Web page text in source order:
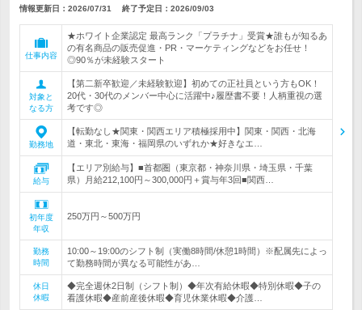
情報更新日：2026/07/31 終了予定日： 2026/09/03
仕事内容
★ホワイト企業認定 最高ランク「プラチナ」受賞★誰もが知るあ
の有名商品の販売促進・PR・マーケティングなどをお任せ！
◎90％が未経験スタート
対象と
なる方
【第二新卒歓迎／未経験歓迎】初めての正社員という方もOK！
20代・30代のメンバー中心に活躍中♪履歴書不要！人柄重視の選
考です◎
勤務地
【転勤なし★関東・関西エリア積極採用中】関東・関西・北海
道・東北・東海・福岡県のいずれか★好きなエ…
給与
【エリア別給与】■首都圏（東京都・神奈川県・埼玉県・千葉
県）月給212,100円～300,000円＋賞与年3回■関西…
初年度
年収
250万円～500万円
勤務
時間
10:00～19:00のシフト制（実働8時間/休憩1時間）※配属先によっ
て勤務時間が異なる可能性があ…
休日
休暇
◆完全週休2日制（シフト制）◆年次有給休暇◆特別休暇◆子の
看護休暇◆産前産後休暇◆育児休業休暇◆介護…